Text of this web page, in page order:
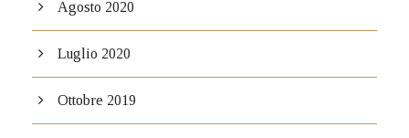
Agosto 2020
Luglio 2020
Ottobre 2019